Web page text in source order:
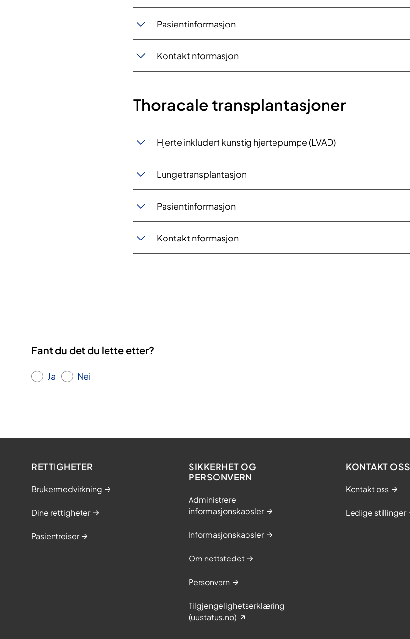
Pasientinformasjon
Kontaktinformasjon
Thoracale transplantasjoner
Hjerte inkludert kunstig hjertepumpe (LVAD)
Lungetransplantasjon
Pasientinformasjon
Kontaktinformasjon
Fant du det du lette etter?
Ja Nei
RETTIGHETER
Brukermedvirkning
Dine rettigheter
Pasientreiser
SIKKERHET OG
PERSONVERN
Administrere
informasjonskapsler
Informasjonskapsler
Om nettstedet
Personvern
Tilgjengelighetserklæring
(uustatus.no)
KONTAKT OSS
Kontakt oss
Ledige stillinger